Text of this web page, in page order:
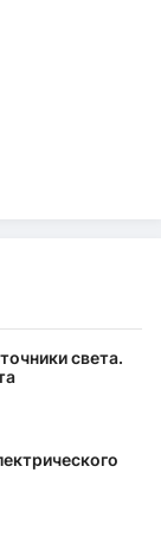
света.